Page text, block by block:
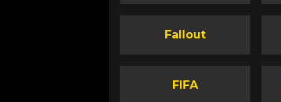
Fallout
FIFA